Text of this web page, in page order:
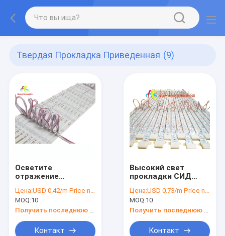
Твердая Прокладка Приведенная (9)
Осветите
отражение
светом 12V
диффузии
объектива
прокладки СИД SMD
3030
Цена:USD 0.42/m Price negotiable
MOQ:10
Контакт
Высокий свет
прокладки СИД
света прокладки
СИД алюминия
яркости твердый
Цена:USD 0.73/m Price negotiable
MOQ:10
Контакт